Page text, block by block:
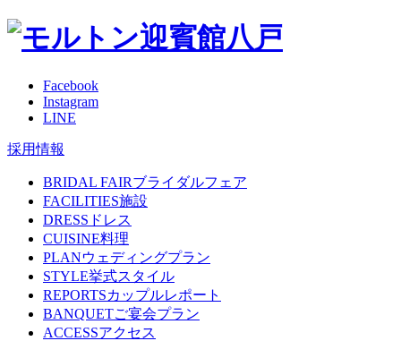
Facebook
Instagram
LINE
採用情報
BRIDAL FAIRブライダルフェア
FACILITIES施設
DRESS ドレス
CUISINE料理
PLANウェディングプラン
STYLE挙式スタイル
REPORTSカップルレポート
BANQUETご宴会プラン
ACCESSアクセス